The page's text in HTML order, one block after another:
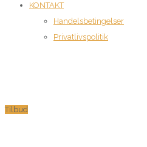
KONTAKT
Handelsbetingelser
Privatlivspolitik
Tilbud